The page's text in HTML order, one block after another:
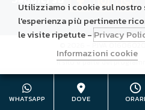
© 2026 - P.IVA
Il sito è parte del
WHATSAPP DOVE ORARI
Utilizziamo i cookie sul
l'esperienza più pertinente
le visite ripetute -Privacy
Informazioni cookie